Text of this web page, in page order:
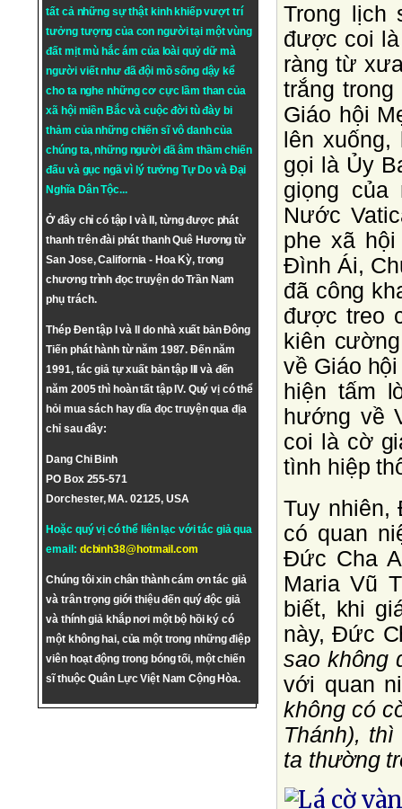
tất cả những sự thật kinh khiếp vượt trí
tưởng tượng của con người tại một vùng
đất mịt mù hắc ám của loài quỷ dữ mà
người viết như đã đội mồ sống dậy kể
cho ta nghe những cơ cực lầm than của
xã hội miền Bắc và cuộc đời tù đày bi
thảm của những chiến sĩ vô danh của
chúng ta, những người đã âm thầm chiến
đấu và gục ngã vì lý tưởng Tự Do và Đại
Nghĩa Dân Tộc...
Ở đây chỉ có tập I và II, từng được phát
thanh trên đài phát thanh Quê Hương từ
San Jose, California - Hoa Kỳ, trong
chương trình đọc truyện do Trần Nam
phụ trách.
Thép Đen tập I và II do nhà xuất bản Đông
Tiến phát hành từ năm 1987. Đến năm
1991, tác giả tự xuất bản tập III và đến
năm 2005 thì hoàn tất tập IV. Quý vị có thể
hỏi mua sách hay dĩa đọc truyện qua địa
chỉ sau đây:
Dang Chi Binh
PO Box 255-571
Dorchester, MA. 02125, USA
Hoặc quý vị có thể liên lạc với tác giả qua
email: dcbinh38@hotmail.com
Chúng tôi xin chân thành cám ơn tác giả
và trân trọng giới thiệu đến quý độc giả
và thính giả khắp nơi một bộ hồi ký có
một không hai, của một trong những điệp
viên hoạt động trong bóng tối, một chiến
sĩ thuộc Quân Lực Việt Nam Cộng Hòa.
Trong lịch
được coi
ràng từ
trắng
Giáo hội
lên
gọi là Ủy
giọng
Nước
phe xã
Ðình Ái,
đã công
được treo
kiên
về Giáo
hiện tấm
hướng về
coi là cờ
tình hiệp
Tuy nhiên,
có quan
Ðức Cha
Maria Vũ
biết, khi
này, Ðức
sao không
với quan
không có
Thánh),
ta thường